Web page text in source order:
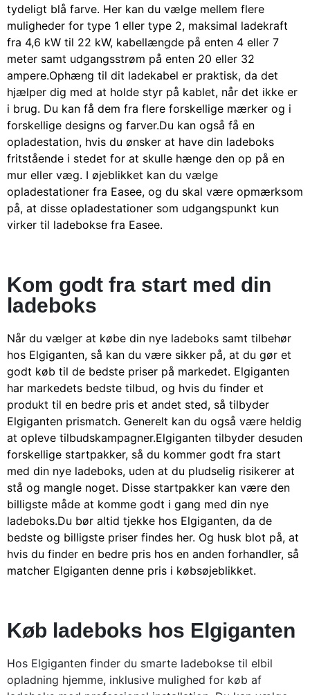
tydeligt blå farve. Her kan du vælge mellem flere
muligheder for type 1 eller type 2, maksimal ladekraft
fra 4,6 kW til 22 kW, kabellængde på enten 4 eller 7
meter samt udgangsstrøm på enten 20 eller 32
ampere.Ophæng til dit ladekabel er praktisk, da det
hjælper dig med at holde styr på kablet, når det ikke er
i brug. Du kan få dem fra flere forskellige mærker og i
forskellige designs og farver.Du kan også få en
opladestation, hvis du ønsker at have din ladeboks
fritstående i stedet for at skulle hænge den op på en
mur eller væg. I øjeblikket kan du vælge
opladestationer fra Easee, og du skal være opmærksom
på, at disse opladestationer som udgangspunkt kun
virker til ladebokse fra Easee.
Kom godt fra start med din
ladeboks
Når du vælger at købe din nye ladeboks samt tilbehør
hos Elgiganten, så kan du være sikker på, at du gør et
godt køb til de bedste priser på markedet. Elgiganten
har markedets bedste tilbud, og hvis du finder et
produkt til en bedre pris et andet sted, så tilbyder
Elgiganten prismatch. Generelt kan du også være heldig
at opleve tilbudskampagner.Elgiganten tilbyder desuden
forskellige startpakker, så du kommer godt fra start
med din nye ladeboks, uden at du pludselig risikerer at
stå og mangle noget. Disse startpakker kan være den
billigste måde at komme godt i gang med din nye
ladeboks.Du bør altid tjekke hos Elgiganten, da de
bedste og billigste priser findes her. Og husk blot på, at
hvis du finder en bedre pris hos en anden forhandler, så
matcher Elgiganten denne pris i købsøjeblikket.
Køb ladeboks hos Elgiganten
Hos Elgiganten finder du smarte ladebokse til elbil
opladning hjemme, inklusive mulighed for køb af